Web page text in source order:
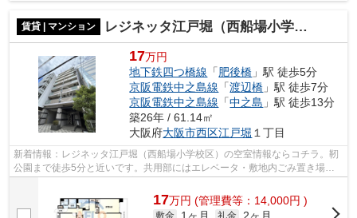
賃貸 | マンション レジネッタ江戸堀（西船場小学校区）
17万円
地下鉄四つ橋線 「肥後橋 」駅 徒歩5分
京阪電鉄中之島線 「渡辺橋 」駅 徒歩7分
京阪電鉄中之島線 「中之島 」駅 徒歩13分
築26年 / 61.14㎡
大阪府大阪市西区江戸堀 １丁目
新着情報：レジネッタ江戸堀（西船場小学校区）の空室情報ならコチラ。靭
公園まで徒歩5分と近いです。共用部にはエレベータ・敷地内ごみ置き場な
どが備わっておりとても充実しています...
17万円 (管理費等：14,000円 )
敷金 礼金